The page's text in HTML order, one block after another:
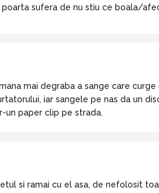
sufera de nu stiu ce boala/
mai degraba a sange care
iar sangele pe nas da un
un paper clip pe strada.
si ramai cu el asa, de nefolosit